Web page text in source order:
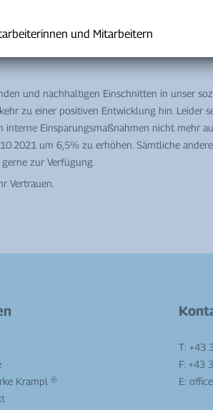
und nachhaltigen Einschnitten in unser
zu einer positiven Entwicklung hin.
interne Einsparungsmaßnahmen nicht mehr
um 6,5% zu erhöhen. Sämtliche
zur Verfügung.
Vertrauen.
Krampl ®
T: +43
F: +43
E:
und Mitarbeitern